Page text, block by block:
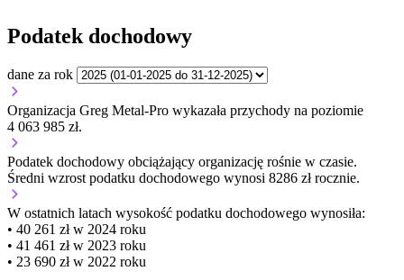
Podatek dochodowy
dane za rok
Organizacja Greg Metal-Pro wykazała przychody na poziomie
4 063 985 zł.
Podatek dochodowy obciążający organizację rośnie w czasie.
Średni wzrost podatku dochodowego wynosi 8286 zł rocznie.
W ostatnich latach wysokość podatku dochodowego wynosiła:
• 40 261 zł w 2024 roku
• 41 461 zł w 2023 roku
• 23 690 zł w 2022 roku